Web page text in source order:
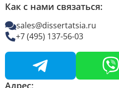
Как с нами связаться:
sales@dissertatsia.ru
+7 (495) 137-56-03
Адрес: